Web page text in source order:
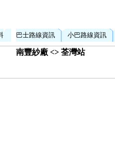
巴士路線資訊 小巴路線資訊
南豐紗廠 <> 荃灣站